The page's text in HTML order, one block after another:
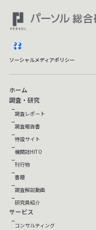
ソーシャルメディアポリシー
ホーム
調査・研究
調査レポート
調査報告書
特設サイト
機関誌HITO
刊行物
書籍
調査解説動画
研究員紹介
サービス
コンサルティング